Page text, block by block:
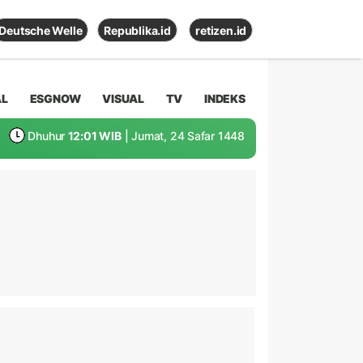
Deutsche Welle Republika.id retizen.id
ESGNOW VISUAL TV INDEKS
Dhuhur 12:01 WIB | Jumat, 24 Safar 1448